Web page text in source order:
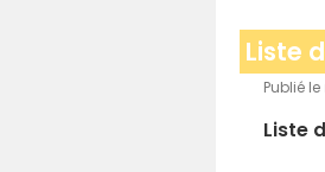
Liste
Publié le
Liste